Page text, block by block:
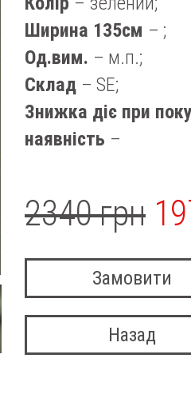
Ширина 135см – ;
Од.вим. – м.п.;
Склад – SE;
Знижка діє при
наявність –
2340 грн
Замовити
Назад